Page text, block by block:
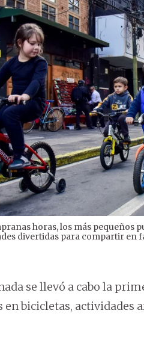
horas, los más pequeños
divertidas para compartir en
se llevó a cabo la
bicicletas, actividades